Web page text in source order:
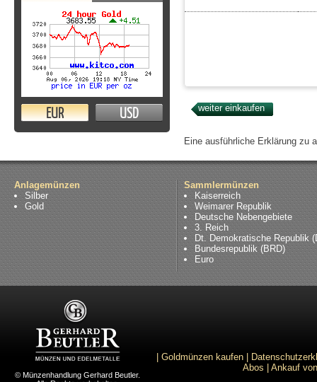
EUR USD
Eine ausführliche Erklärung zu
Anlagemünzen
Silber
Gold
Sammlermünzen
Kaiserreich
Weimarer Republik
Deutsche Nebengebiete
3. Reich
Dt. Demokratische Republik
Bundesrepublik (BRD)
Euro
© Münzenhandlung Gerhard Beutler.
Goldmünzen kaufen
Abos
Ankauf